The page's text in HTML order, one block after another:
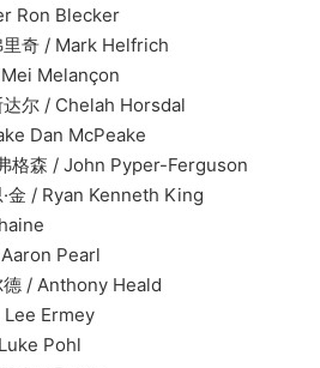
Blecker
/ Mark Helfrich
Chelah Horsdal
McPeake
John Pyper-Ferguson
Kenneth King
Pearl
Heald
Ermey
Pohl